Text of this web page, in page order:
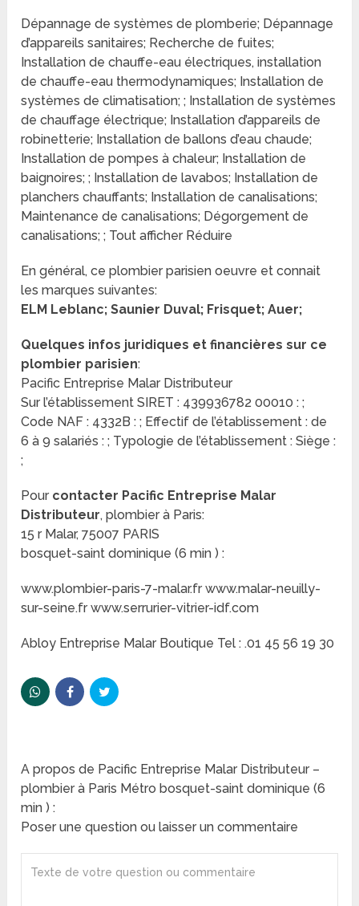
Dépannage de systèmes de plomberie; Dépannage
d’appareils sanitaires; Recherche de fuites;
Installation de chauffe-eau électriques, installation
de chauffe-eau thermodynamiques; Installation de
systèmes de climatisation; ; Installation de systèmes
de chauffage électrique; Installation d’appareils de
robinetterie; Installation de ballons d’eau chaude;
Installation de pompes à chaleur; Installation de
baignoires; ; Installation de lavabos; Installation de
planchers chauffants; Installation de canalisations;
Maintenance de canalisations; Dégorgement de
canalisations; ; Tout afficher Réduire
En général, ce plombier parisien oeuvre et connait
les marques suivantes:
ELM Leblanc; Saunier Duval; Frisquet; Auer;
Quelques infos juridiques et financières sur ce
plombier parisien:
Pacific Entreprise Malar Distributeur
Sur l’établissement SIRET : 439936782 00010 : ;
Code NAF : 4332B : ; Effectif de l’établissement : de
6 à 9 salariés : ; Typologie de l’établissement : Siège :
;
Pour contacter Pacific Entreprise Malar
Distributeur, plombier à Paris:
15 r Malar, 75007 PARIS
bosquet-saint dominique (6 min ) :
www.plombier-paris-7-malar.fr www.malar-neuilly-
sur-seine.fr www.serrurier-vitrier-idf.com
Abloy Entreprise Malar Boutique Tel : .01 45 56 19 30
A propos de Pacific Entreprise Malar Distributeur –
plombier à Paris Métro bosquet-saint dominique (6
min ) :
Poser une question ou laisser un commentaire